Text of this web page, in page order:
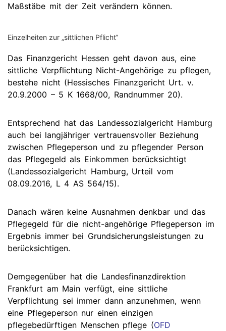
Maßstäbe mit der Zeit verändern können.
Einzelheiten zur „sittlichen Pflicht“
Das Finanzgericht Hessen geht davon aus, eine
sittliche Verpflichtung Nicht-Angehörige zu pflegen,
bestehe nicht (Hessisches Finanzgericht Urt. v.
20.9.2000 – 5 K 1668/00, Randnummer 20).
Entsprechend hat das Landessozialgericht Hamburg
auch bei langjähriger vertrauensvoller Beziehung
zwischen Pflegeperson und zu pflegender Person
das Pflegegeld als Einkommen berücksichtigt
(Landessozialgericht Hamburg, Urteil vom
08.09.2016, L 4 AS 564/15).
Danach wären keine Ausnahmen denkbar und das
Pflegegeld für die nicht-angehörige Pflegeperson im
Ergebnis immer bei Grundsicherungsleistungen zu
berücksichtigen.
Demgegenüber hat die Landesfinanzdirektion
Frankfurt am Main verfügt, eine sittliche
Verpflichtung sei immer dann anzunehmen, wenn
eine Pflegeperson nur einen einzigen
pflegebedürftigen Menschen pflege (OFD